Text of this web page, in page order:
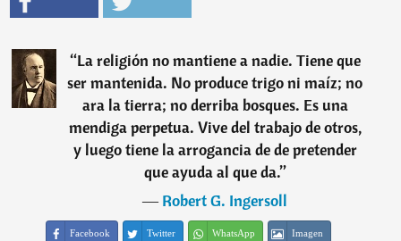
“La religión no mantiene a nadie. Tiene que
ser mantenida. No produce trigo ni maíz; no
ara la tierra; no derriba bosques. Es una
mendiga perpetua. Vive del trabajo de otros,
y luego tiene la arrogancia de de pretender
que ayuda al que da.”
―Robert G. Ingersoll
Facebook Twitter WhatsApp Imagen